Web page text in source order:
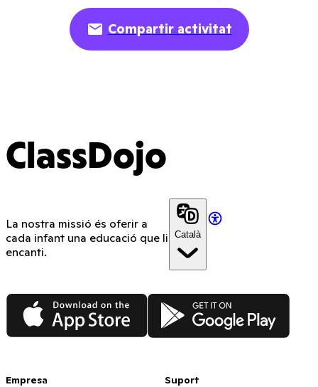
Compartir activitat
ClassDojo
La nostra missió és oferir a
cada infant una educació que li
encanti.
Català
App Store Google Play
Empresa Suport